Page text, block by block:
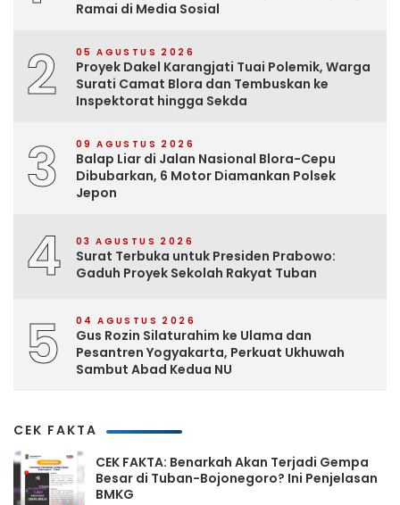
Ramai di Media Sosial
2 05 AGUSTUS 2026
Proyek Dakel Karangjati Tuai Polemik, Warga
Surati Camat Blora dan Tembuskan ke
Inspektorat hingga Sekda
3 09 AGUSTUS 2026
Balap Liar di Jalan Nasional Blora-Cepu
Dibubarkan, 6 Motor Diamankan Polsek
Jepon
4 03 AGUSTUS 2026
Surat Terbuka untuk Presiden Prabowo:
Gaduh Proyek Sekolah Rakyat Tuban
5 04 AGUSTUS 2026
Gus Rozin Silaturahim ke Ulama dan
Pesantren Yogyakarta, Perkuat Ukhuwah
Sambut Abad Kedua NU
CEK FAKTA
CEK FAKTA: Benarkah Akan Terjadi Gempa
Besar di Tuban-Bojonegoro? Ini Penjelasan
BMKG